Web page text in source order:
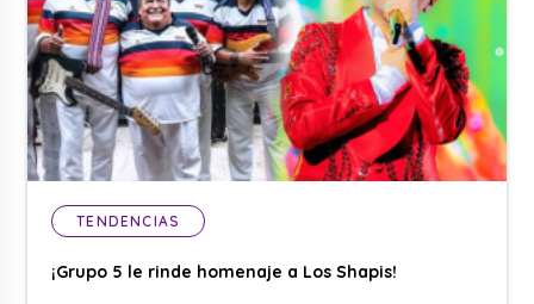
TENDENCIAS
¡Grupo 5 le rinde homenaje a Los Shapis!